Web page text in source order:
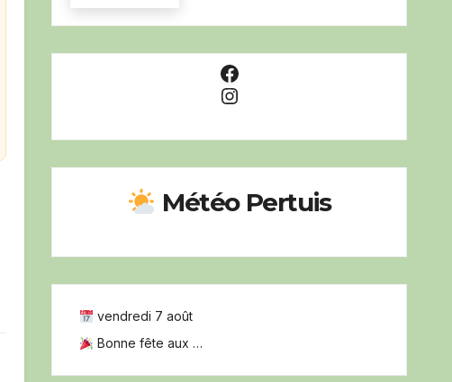
Facebook
Instagram
Météo Pertuis
vendredi 7 août
Bonne fête aux …